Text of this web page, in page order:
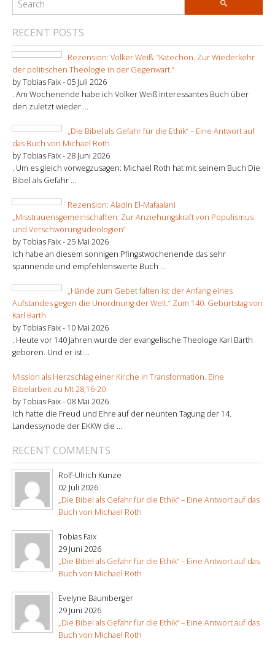
RECENT POSTS
Rezension: Volker Weiß: “Katechon. Zur Wiederkehr
der politischen Theologie in der Gegenwart.”
by Tobias Faix - 05 Juli 2026
. Am Wochenende habe ich Volker Weiß interessantes Buch über
den zuletzt wieder ...
„Die Bibel als Gefahr für die Ethik“ – Eine Antwort auf
das Buch von Michael Roth
by Tobias Faix -28 Juni 2026
. Um es gleich vorwegzusagen: Michael Roth hat mit seinem Buch Die
Bibel als Gefahr ...
Rezension: Aladin El-Mafaalani
„Misstrauensgemeinschaften: Zur Anziehungskraft von Populismus
und Verschwörungsideologien“
by Tobias Faix -25 Mai 2026
Ich habe an diesem sonnigen Pfingstwochenende das sehr
spannende und empfehlenswerte Buch ...
„Hände zum Gebet falten ist der Anfang eines
Aufstandes gegen die Unordnung der Welt.“ Zum 140. Geburtstag von
Karl Barth
by Tobias Faix - 10 Mai 2026
. Heute vor 140 Jahren wurde der evangelische Theologe Karl Barth
geboren. Und er ist ...
Mission als Herzschlag einer Kirche in Transformation. Eine
Bibelarbeit zu Mt 28,16-20
by Tobias Faix - 08 Mai 2026
Ich hatte die Freud und Ehre auf der neunten Tagung der 14.
Landessynode der EKKW die ...
RECENT COMMENTS
Rolf-Ulrich Kunze
02 Juli 2026
„Die Bibel als Gefahr für die Ethik“ – Eine Antwort auf das
Buch von Michael Roth
Tobias Faix
29 Juni 2026
„Die Bibel als Gefahr für die Ethik“ – Eine Antwort auf das
Buch von Michael Roth
Evelyne Baumberger
29 Juni 2026
„Die Bibel als Gefahr für die Ethik“ – Eine Antwort auf das
Buch von Michael Roth